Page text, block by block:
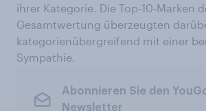
ihrer Kategorie. Die Top-10-Marken
Gesamtwertung überzeugten
kategorienübergreifend mit einer
Sympathie.
Abonnieren Sie den
Newsletter